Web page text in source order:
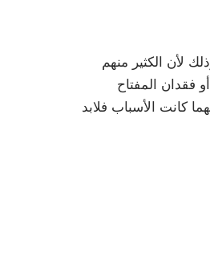
لأن الكثير منهم
فقدان المفتاح
كانت الأسباب فلابد